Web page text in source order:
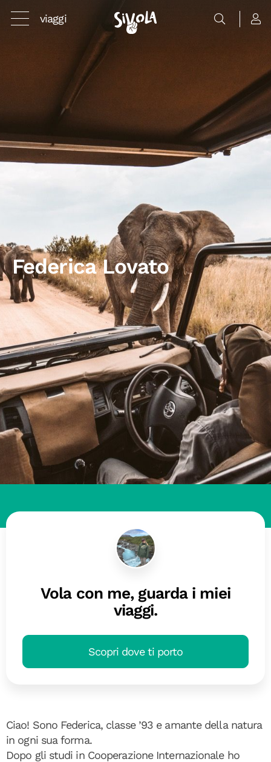
viaggi
Federica Lovato
Vola con me, guarda i miei
viaggi.
Scopri dove ti porto
Ciao! Sono Federica, classe ’93 e amante della natura
in ogni sua forma.
Dopo gli studi in Cooperazione Internazionale ho